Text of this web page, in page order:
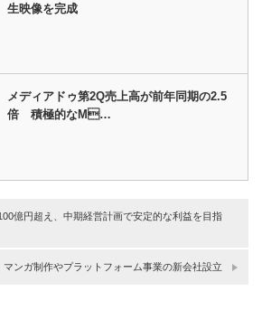
生映像を完成
メディアドゥ第2Q売上高が前年同期の2.5
倍 積極的なM…
億円超え、中期経営計画で安定的な利益を目指
マンガ制作やプラットフォーム事業の新会社設立